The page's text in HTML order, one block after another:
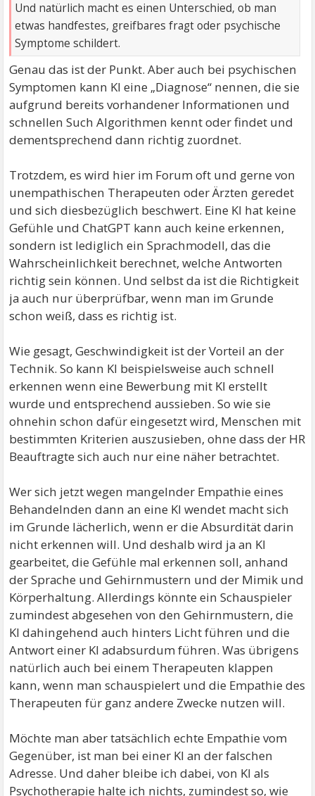
Und natürlich macht es einen Unterschied, ob man
etwas handfestes, greifbares fragt oder psychische
Symptome schildert.
Genau das ist der Punkt. Aber auch bei psychischen
Symptomen kann KI eine „Diagnose“ nennen, die sie
aufgrund bereits vorhandener Informationen und
schnellen Such Algorithmen kennt oder findet und
dementsprechend dann richtig zuordnet.
Trotzdem, es wird hier im Forum oft und gerne von
unempathischen Therapeuten oder Ärzten geredet
und sich diesbezüglich beschwert. Eine KI hat keine
Gefühle und ChatGPT kann auch keine erkennen,
sondern ist lediglich ein Sprachmodell, das die
Wahrscheinlichkeit berechnet, welche Antworten
richtig sein können. Und selbst da ist die Richtigkeit
ja auch nur überprüfbar, wenn man im Grunde
schon weiß, dass es richtig ist.
Wie gesagt, Geschwindigkeit ist der Vorteil an der
Technik. So kann KI beispielsweise auch schnell
erkennen wenn eine Bewerbung mit KI erstellt
wurde und entsprechend aussieben. So wie sie
ohnehin schon dafür eingesetzt wird, Menschen mit
bestimmten Kriterien auszusieben, ohne dass der HR
Beauftragte sich auch nur eine näher betrachtet.
Wer sich jetzt wegen mangelnder Empathie eines
Behandelnden dann an eine KI wendet macht sich
im Grunde lächerlich, wenn er die Absurdität darin
nicht erkennen will. Und deshalb wird ja an KI
gearbeitet, die Gefühle mal erkennen soll, anhand
der Sprache und Gehirnmustern und der Mimik und
Körperhaltung. Allerdings könnte ein Schauspieler
zumindest abgesehen von den Gehirnmustern, die
KI dahingehend auch hinters Licht führen und die
Antwort einer KI adabsurdum führen. Was übrigens
natürlich auch bei einem Therapeuten klappen
kann, wenn man schauspielert und die Empathie des
Therapeuten für ganz andere Zwecke nutzen will.
Möchte man aber tatsächlich echte Empathie vom
Gegenüber, ist man bei einer KI an der falschen
Adresse. Und daher bleibe ich dabei, von KI als
Psychotherapie halte ich nichts, zumindest so, wie